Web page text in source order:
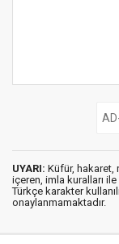
UYARI: Küfür, hakaret,
içeren, imla kuralları ile
Türkçe karakter
onaylanmamaktadır.